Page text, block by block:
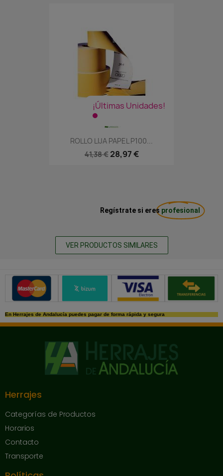
¡Últimas Unidades!
ROLLO LIJA PAPEL P100...
41,38 € 28,97 €
Regístrate si eres profesional
VER PRODUCTOS SIMILARES
Métodos de pago seguros
En Herrajes de Andalucía puedes pagar de forma rápida y segura
Herrajes
Categorías de Productos
Horarios
Contacto
Transporte